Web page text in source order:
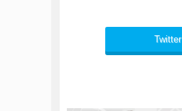
Twitter